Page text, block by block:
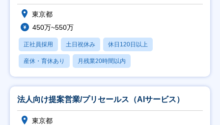
東京都
450万~550万
正社員採用 土日祝休み 休日120日以上
産休・育休あり 月残業20時間以内
法人向け提案営業/プリセールス（AIサービス）
東京都